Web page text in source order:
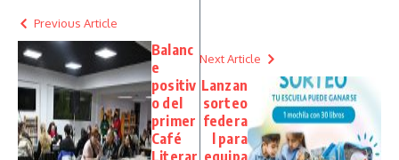
Previous Article
Balanc
e
positiv
o del
primer
Café
Next Article
Lanzan
sorteo
federa
l para